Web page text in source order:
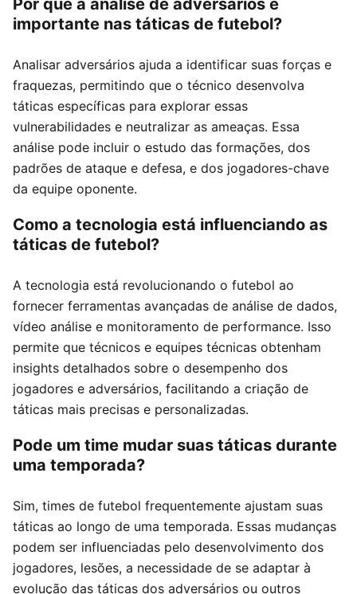
Por que a análise de adversários é
importante nas táticas de futebol?
Analisar adversários ajuda a identificar suas forças e
fraquezas, permitindo que o técnico desenvolva
táticas específicas para explorar essas
vulnerabilidades e neutralizar as ameaças. Essa
análise pode incluir o estudo das formações, dos
padrões de ataque e defesa, e dos jogadores-chave
da equipe oponente.
Como a tecnologia está influenciando as
táticas de futebol?
A tecnologia está revolucionando o futebol ao
fornecer ferramentas avançadas de análise de dados,
vídeo análise e monitoramento de performance. Isso
permite que técnicos e equipes técnicas obtenham
insights detalhados sobre o desempenho dos
jogadores e adversários, facilitando a criação de
táticas mais precisas e personalizadas.
Pode um time mudar suas táticas durante
uma temporada?
Sim, times de futebol frequentemente ajustam suas
táticas ao longo de uma temporada. Essas mudanças
podem ser influenciadas pelo desenvolvimento dos
jogadores, lesões, a necessidade de se adaptar à
evolução das táticas dos adversários ou outros